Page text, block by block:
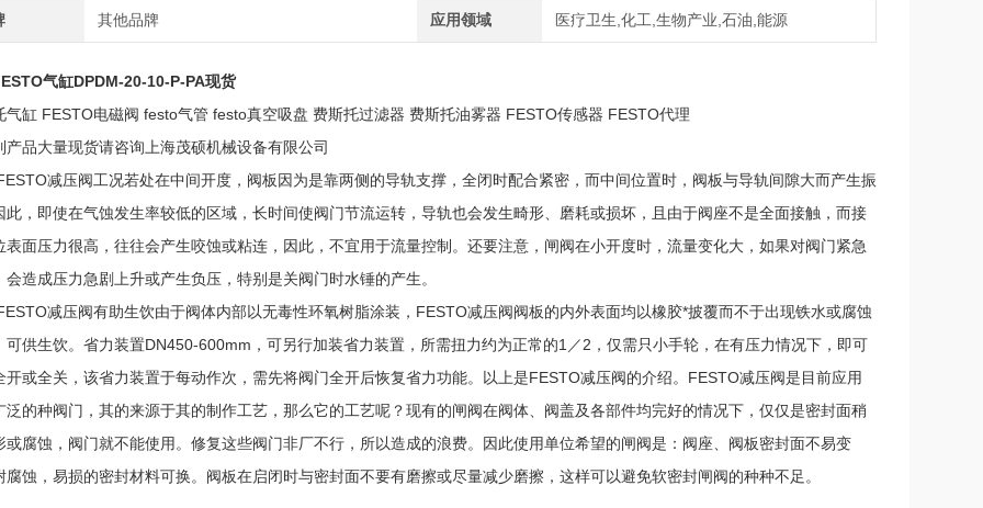
其他品牌 应用领域 医疗卫生,化工,生物产业,石油,能源
气缸DPDM-20-10-P-PA现货
气缸 FESTO电磁阀 festo气管 festo真空吸盘 费斯托过滤器 费斯托油雾器 FESTO传感器 FESTO代理
产品大量现货请咨询上海茂硕机械设备有限公司
减压阀工况若处在中间开度，阀板因为是靠两侧的导轨支撑，全闭时配合紧密，而中间位置时，阀板与导轨间隙大而产生振
此，即使在气蚀发生率较低的区域，长时间使阀门节流运转，导轨也会发生畸形、磨耗或损坏，且由于阀座不是全面接触，而接
表面压力很高，往往会产生咬蚀或粘连，因此，不宜用于流量控制。还要注意，闸阀在小开度时，流量变化大，如果对阀门紧急
会造成压力急剧上升或产生负压，特别是关阀门时水锤的产生。
减压阀有助生饮由于阀体内部以无毒性环氧树脂涂装，FESTO减压阀阀板的内外表面均以橡胶*披覆而不于出现铁水或腐蚀
可供生饮。省力装置DN450-600mm，可另行加装省力装置，所需扭力约为正常的1／2，仅需只小手轮，在有压力情况下，即可
开或全关，该省力装置于每动作次，需先将阀门全开后恢复省力功能。以上是FESTO减压阀的介绍。FESTO减压阀是目前应用
泛的种阀门，其的来源于其的制作工艺，那么它的工艺呢？现有的闸阀在阀体、阀盖及各部件均完好的情况下，仅仅是密封面稍
或腐蚀，阀门就不能使用。修复这些阀门非厂不行，所以造成的浪费。因此使用单位希望的闸阀是：阀座、阀板密封面不易变
腐蚀，易损的密封材料可换。阀板在启闭时与密封面不要有磨擦或尽量减少磨擦，这样可以避免软密封闸阀的种种不足。